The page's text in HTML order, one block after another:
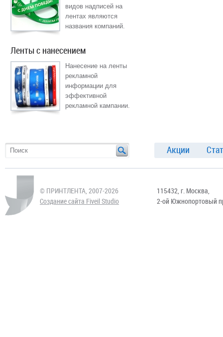
видов надписей на
лентах являются
названия компаний.
Ленты с нанесением
Нанесение на ленты
рекламной
информации для
эффективной
рекламной кампании.
Акции
© ПРИНТЛЕНТА, 2007-2026
Создание сайта Fiveil Studio
115432, г. Москва,
2-ой Южнопортовый